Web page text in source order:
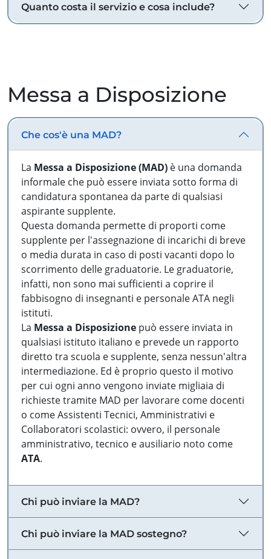
Quanto costa il servizio e cosa include?
Messa a Disposizione
Che cos'è una MAD?
La Messa a Disposizione (MAD) è una domanda
informale che può essere inviata sotto forma di
candidatura spontanea da parte di qualsiasi
aspirante supplente.
Questa domanda permette di proporti come
supplente per l'assegnazione di incarichi di breve
o media durata in caso di posti vacanti dopo lo
scorrimento delle graduatorie. Le graduatorie,
infatti, non sono mai sufficienti a coprire il
fabbisogno di insegnanti e personale ATA negli
istituti.
La Messa a Disposizione può essere inviata in
qualsiasi istituto italiano e prevede un rapporto
diretto tra scuola e supplente, senza nessun'altra
intermediazione. Ed è proprio questo il motivo
per cui ogni anno vengono inviate migliaia di
richieste tramite MAD per lavorare come docenti
o come Assistenti Tecnici, Amministrativi e
Collaboratori scolastici: ovvero, il personale
amministrativo, tecnico e ausiliario noto come
ATA.
Chi può inviare la MAD?
Chi può inviare la MAD sostegno?